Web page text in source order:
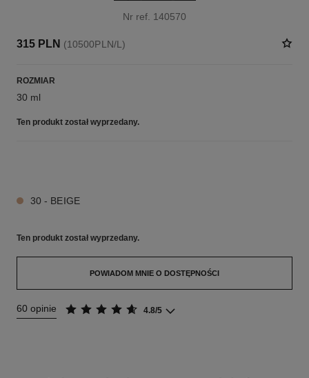
Nr ref. 140570
315 PLN (10500PLN/L)
ROZMIAR
30 ml
Ten produkt został wyprzedany.
30 - BEIGE
Ten produkt został wyprzedany.
POWIADOM MNIE O DOSTĘPNOŚCI
60 opinie 4.8/5